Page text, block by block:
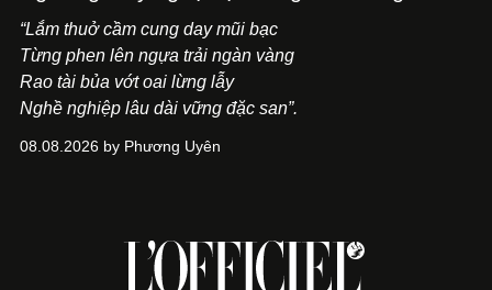
“Lắm thuở cầm cung day mũi bạc
Từng phen lên ngựa trải ngàn vàng
Rao tài bủa vớt oai lừng lẫy
Nghề nghiệp lâu dài vững đặc san”.
08.08.2026 by Phương Uyên